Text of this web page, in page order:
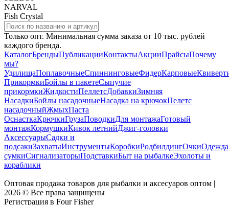
NARVAL
Fish Crystal
Только опт. Минимальная сумма заказа от 10 тыс. рублей
каждого бренда.
КаталогБрендыПубликацииКонтактыАкцииПрайсыПочему
мы?
УдилищаПоплавочныеСпиннинговыеФидерКарповые
ПрикормкиБойлы в пакетеСыпучие
прикормкиЖидкостиПеллетсДобавкиЗимняя
НасадкиБойлы насадочныеНасадка на крючокПелетс
насадочныйЖмыхПаста
ОснасткаКрючкиГрузаПоводкиДля монтажаГотовый
монтажКормушкиКивок летнийДжиг-головки
АксессуарыСадки и
подсакиЗахватыИнструментыКоробкиРодбилдингОчкиОдежда
сумкиСигнализаторыПодставкиБыт на рыбалкеЭхолоты и
кораблики
Оптовая продажа товаров для рыбалки и аксесуаров оптом |
2026 © Все права защищены
Регистрация в Four Fisher